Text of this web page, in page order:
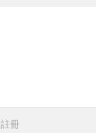
註冊